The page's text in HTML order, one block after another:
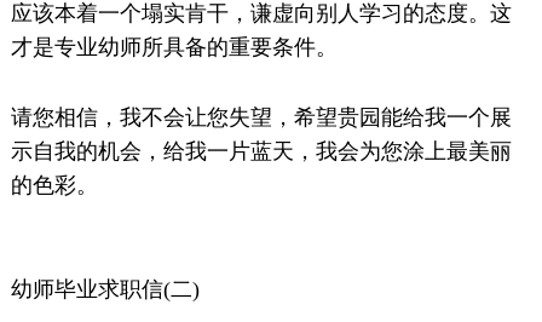
应该本着一个塌实肯干，谦虚向别人学习的态度。这
才是专业幼师所具备的重要条件。
请您相信，我不会让您失望，希望贵园能给我一个展
示自我的机会，给我一片蓝天，我会为您涂上最美丽
的色彩。
幼师毕业求职信(二)